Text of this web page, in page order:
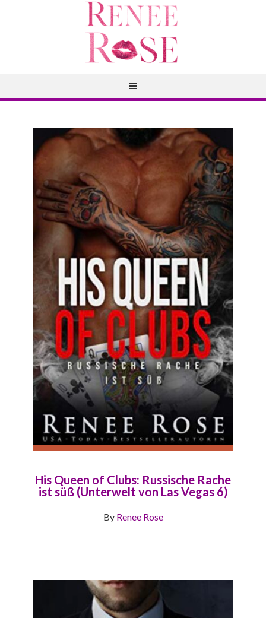
His Queen of Clubs: Russische Rache
ist süß (Unterwelt von Las Vegas 6)
By Renee Rose